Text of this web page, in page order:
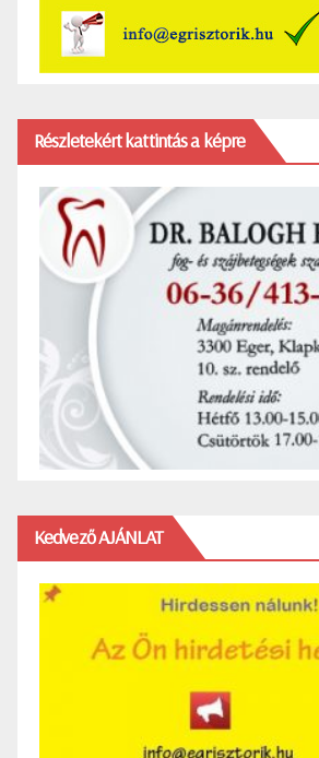
Részletekért kattintás a képre
Kedvező AJÁNLAT